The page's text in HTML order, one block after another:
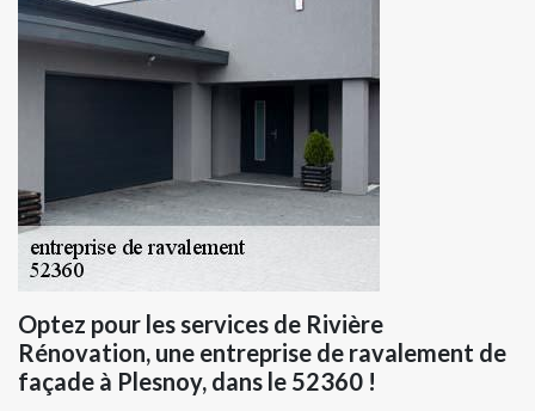
Optez pour les services de Rivière
Rénovation, une entreprise de ravalement de
façade à Plesnoy, dans le 52360 !